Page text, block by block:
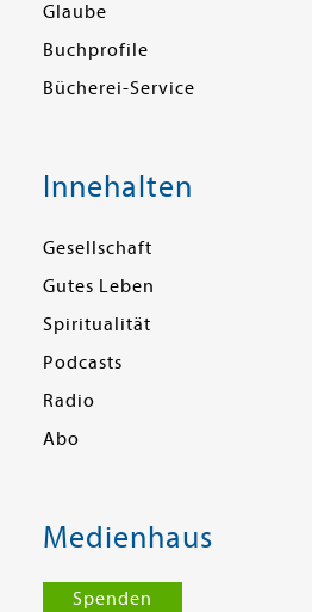
Glaube
Buchprofile
Bücherei-Service
Innehalten
Gesellschaft
Gutes Leben
Spiritualität
Podcasts
Radio
Abo
Medienhaus
Spenden